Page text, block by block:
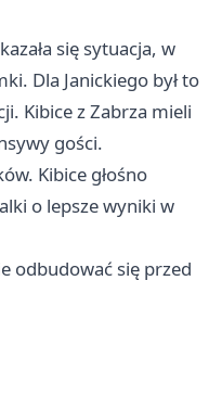
się sytuacja, w
Dla Janickiego był to
Kibice z Zabrza mieli
gości.
Kibice głośno
o lepsze wyniki w
odbudować się przed